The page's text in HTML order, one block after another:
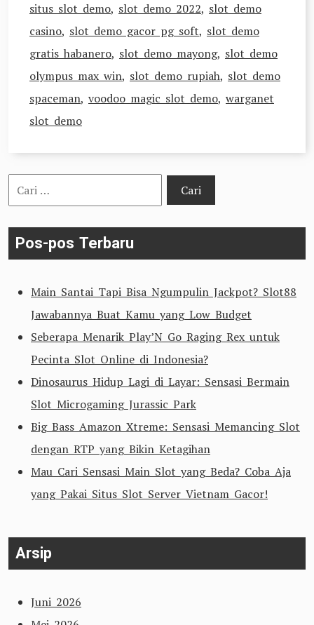
situs slot demo, slot demo 2022, slot demo
casino, slot demo gacor pg soft, slot demo
gratis habanero, slot demo mayong, slot demo
olympus max win, slot demo rupiah, slot demo
spaceman, voodoo magic slot demo, warganet
slot demo
Cari
untuk:
Pos-pos Terbaru
Main Santai Tapi Bisa Ngumpulin Jackpot? Slot88
Jawabannya Buat Kamu yang Low Budget
Seberapa Menarik Play’N Go Raging Rex untuk
Pecinta Slot Online di Indonesia?
Dinosaurus Hidup Lagi di Layar: Sensasi Bermain
Slot Microgaming Jurassic Park
Big Bass Amazon Xtreme: Sensasi Memancing Slot
dengan RTP yang Bikin Ketagihan
Mau Cari Sensasi Main Slot yang Beda? Coba Aja
yang Pakai Situs Slot Server Vietnam Gacor!
Arsip
Juni 2026